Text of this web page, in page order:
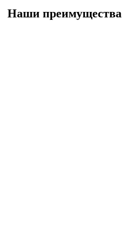
Наши преимущества